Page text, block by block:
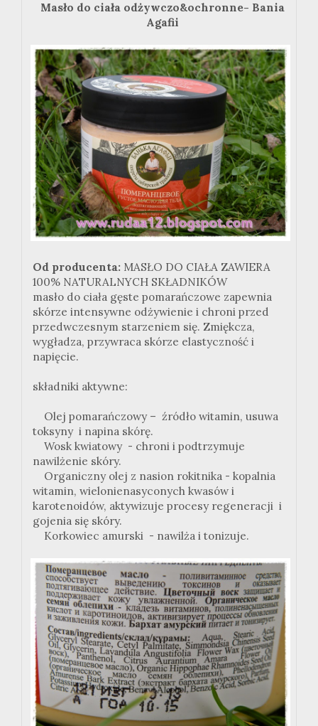
Masło do ciała odżywczo&ochronne- Bania
Agafii
Od producenta: MASŁO DO CIAŁA ZAWIERA
100% NATURALNYCH SKŁADNIKÓW
masło do ciała gęste pomarańczowe zapewnia
skórze intensywne odżywienie i chroni przed
przedwczesnym starzeniem się. Zmiękcza,
wygładza, przywraca skórze elastyczność i
napięcie.
składniki aktywne:
Olej pomarańczowy – źródło witamin, usuwa
toksyny i napina skórę.
Wosk kwiatowy - chroni i podtrzymuje
nawilżenie skóry.
Organiczny olej z nasion rokitnika - kopalnia
witamin, wielonienasyconych kwasów i
karotenoidów, aktywizuje procesy regeneracji i
gojenia się skóry.
Korkowiec amurski - nawilża i tonizuje.